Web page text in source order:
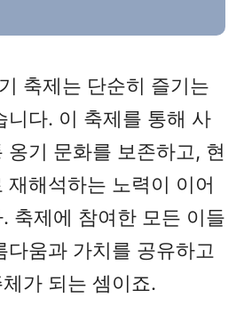
축제는 단순히 즐기는
니다. 이 축제를 통해 사
옹기 문화를 보존하고, 현
재해석하는 노력이 이어
축제에 참여한 모든 이들
다움과 가치를 공유하고
가 되는 셈이죠.